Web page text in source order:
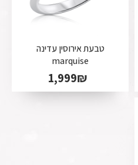
טבעת אירוסין עדינה
marquise
1,999₪